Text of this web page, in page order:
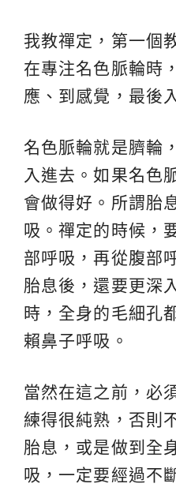
我教禪定，第一個
在專注名色脈輪時
應、到感覺，最後
名色脈輪就是臍輪
入進去。如果名色
會做得好。所謂胎
吸。禪定的時候，
部呼吸，再從腹部
胎息後，還要更深
時，全身的毛細孔
賴鼻子呼吸。
當然在這之前，必
練得很純熟，否則
胎息，或是做到全
吸，一定要經過不